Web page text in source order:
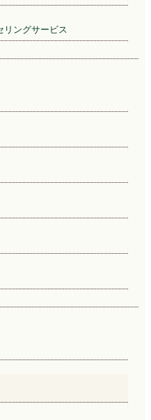
リングサービス